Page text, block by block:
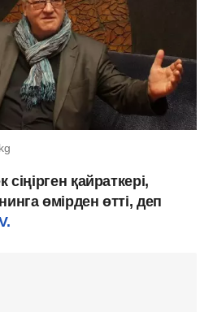
қайраткері,
өмірден өтті, деп